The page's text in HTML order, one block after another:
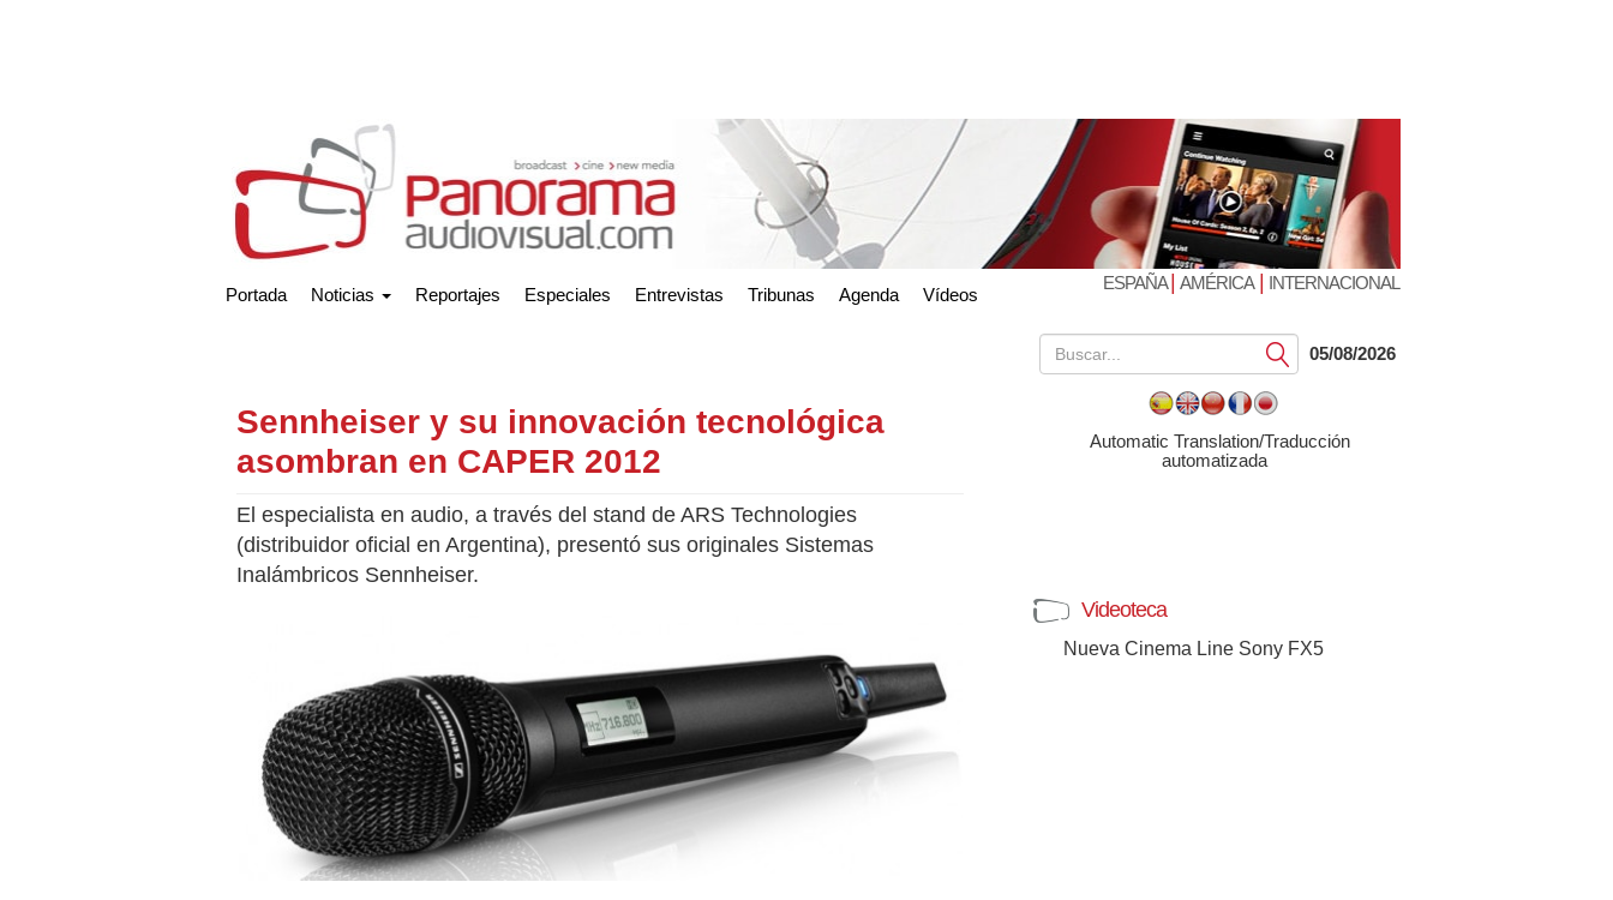
Portada Noticias Reportajes Especiales Entrevistas Tribunas Agenda Vídeos
ESPAÑA| AMÉRICA| INTERNACIONAL
Sennheiser y su innovación tecnológica
asombran en CAPER 2012
El especialista en audio, a través del stand de ARS Technologies
(distribuidor oficial en Argentina), presentó sus originales Sistemas
Inalámbricos Sennheiser.
Submit05/08/2026
Automatic Translation/Traducción
automatizada
Videoteca
Nueva Cinema Line Sony FX5